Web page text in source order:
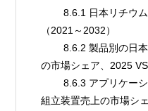
        8.6.1 日本リチウム電池組立装置市場規模
（2021～2032）
        8.6.2 製品別の日本リチウム電池組立装置売上
の市場シェア、2025
        8.6.3 アプリケーション別の日本リチウム電池
組立装置売上の市場シ